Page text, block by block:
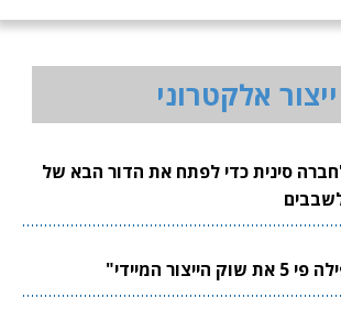
ייצור אלקטרוני
סינית כדי לפתח את הדור הבא של
המיידי"